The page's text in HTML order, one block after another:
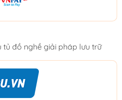
tủ đồ nghề giải pháp lưu trữ